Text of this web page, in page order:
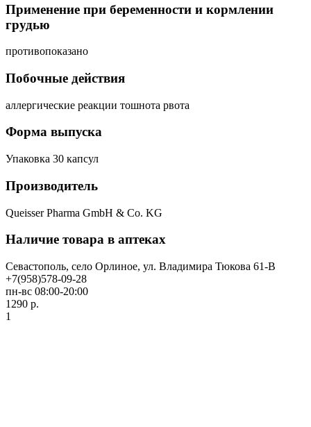
Применение при беременности и кормлении
грудью
противопоказано
Побочные действия
аллергические реакции тошнота рвота
Форма выпуска
Упаковка 30 капсул
Производитель
Queisser Pharma GmbH & Co. KG
Наличие товара в аптеках
Севастополь, село Орлиное, ул. Владимира Тюкова 61-В
+7(958)578-09-28
пн-вс 08:00-20:00
1290 р.
1